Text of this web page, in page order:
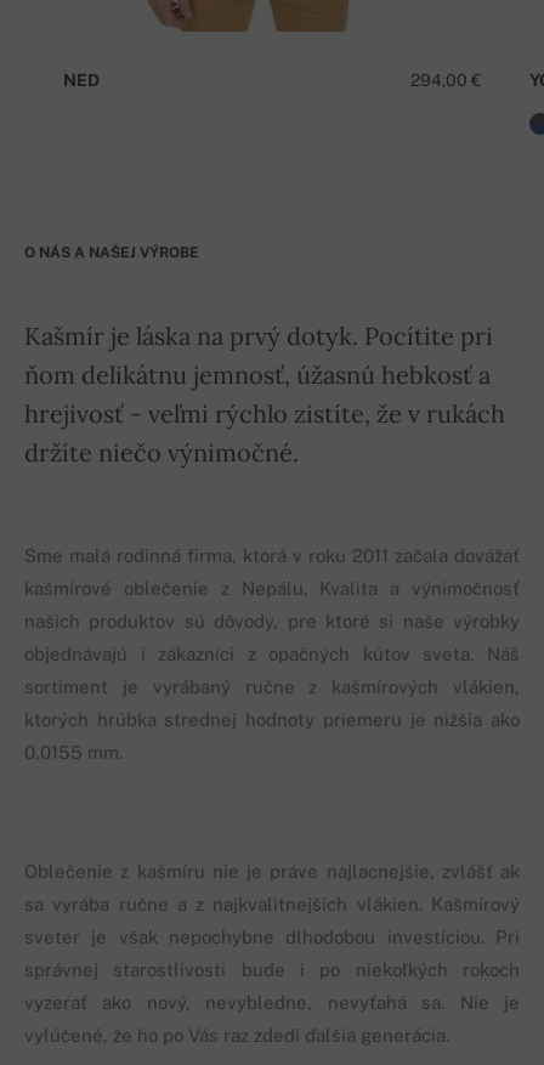
294,00 €
NED
O NÁS A NAŠEJ VÝROBE
Kašmír je láska na prvý dotyk. Pocítite pri
ňom delikátnu jemnosť, úžasnú hebkosť a
hrejivosť - veľmi rýchlo zistíte, že v rukách
držíte niečo výnimočné.
Sme malá rodinná firma, ktorá v roku 2011 začala dovážať
kašmírové oblečenie z Nepálu. Kvalita a výnimočnosť
našich produktov sú dôvody, pre ktoré si naše výrobky
objednávajú i zákazníci z opačných kútov sveta. Náš
sortiment je vyrábaný ručne z kašmírových vlákien,
ktorých hrúbka strednej hodnoty priemeru je nižšia ako
0,0155 mm.
Oblečenie z kašmíru nie je práve najlacnejšie, zvlášť ak
sa vyrába ručne a z najkvalitnejších vlákien. Kašmírový
sveter je však nepochybne dlhodobou investíciou. Pri
správnej starostlivosti bude i po niekoľkých rokoch
vyzerať ako nový, nevybledne, nevyťahá sa. Nie je
vylúčené, že ho po Vás raz zdedí ďalšia generácia.